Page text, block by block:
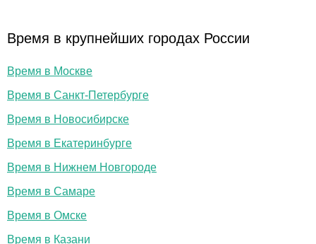
Время в крупнейших городах России
Время в Москве
Время в Санкт-Петербурге
Время в Новосибирске
Время в Екатеринбурге
Время в Нижнем Новгороде
Время в Самаре
Время в Омске
Время в Казани